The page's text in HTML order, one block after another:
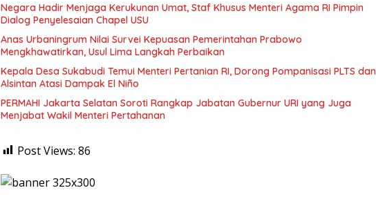
Negara Hadir Menjaga Kerukunan Umat, Staf Khusus Menteri Agama RI Pimpin
Dialog Penyelesaian Chapel USU
Anas Urbaningrum Nilai Survei Kepuasan Pemerintahan Prabowo
Mengkhawatirkan, Usul Lima Langkah Perbaikan
Kepala Desa Sukabudi Temui Menteri Pertanian RI, Dorong Pompanisasi PLTS dan
Alsintan Atasi Dampak El Niño
PERMAHI Jakarta Selatan Soroti Rangkap Jabatan Gubernur URI yang Juga
Menjabat Wakil Menteri Pertahanan
Post Views: 86